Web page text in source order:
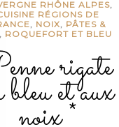
RHÔNE ALPES,
RÉGIONS DE
, NOIX, PÂTES &
, ROQUEFORT ET BLEU
rigate
bleu et aux
noix *